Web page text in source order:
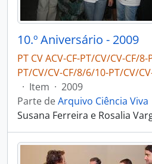
10.º Aniversário - 2009
PT CV ACV-CF-PT/CV/CV-CF/
PT/CV/CV-CF/8/6/10-PT/CV/
· Item · 2009
Parte deArquivo Ciência Viva
Susana Ferreira e Rosalia